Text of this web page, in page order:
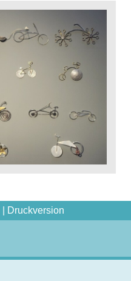
Druckversion